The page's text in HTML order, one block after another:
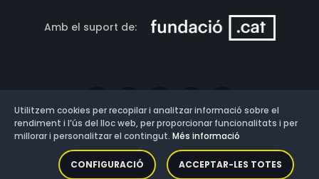
Amb el suport de:
Versió: 3.13.0.202607011342
Utilitzem cookies per recopilar i analitzar informació sobre el
rendiment i l’ús del lloc web, per proporcionar funcionalitats i per
millorar i personalitzar el contingut. Més informació
CONFIGURACIÓ ACCEPTAR-LES TOTES